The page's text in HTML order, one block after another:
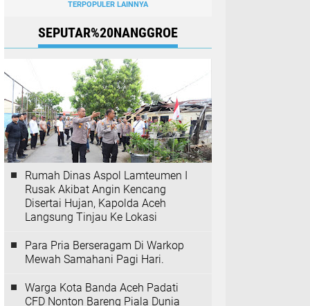
TERPOPULER LAINNYA
SEPUTAR%20NANGGROE
Rumah Dinas Aspol Lamteumen I
Rusak Akibat Angin Kencang
Disertai Hujan, Kapolda Aceh
Langsung Tinjau Ke Lokasi
Para Pria Berseragam Di Warkop
Mewah Samahani Pagi Hari.
Warga Kota Banda Aceh Padati
CFD Nonton Bareng Piala Dunia